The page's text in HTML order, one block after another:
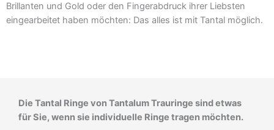
Brillanten und Gold oder den Fingerabdruck ihrer Liebsten
eingearbeitet haben möchten: Das alles ist mit Tantal möglich.
Die Tantal Ringe von Tantalum Trauringe sind etwas
für Sie, wenn sie individuelle Ringe tragen möchten.